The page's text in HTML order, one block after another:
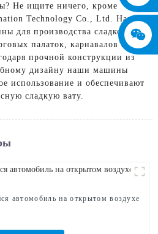
Не ищите ничего, кроме
Technology Co., Ltd. Наши
для производства сладкой ваты
палаток, карнавалов и
прочной конструкции из
дизайну наши машины
использование и обеспечивают
сладкую вату.
автомобиль на открытом воздухе